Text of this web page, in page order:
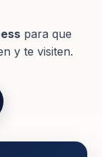
para que
y te visiten.